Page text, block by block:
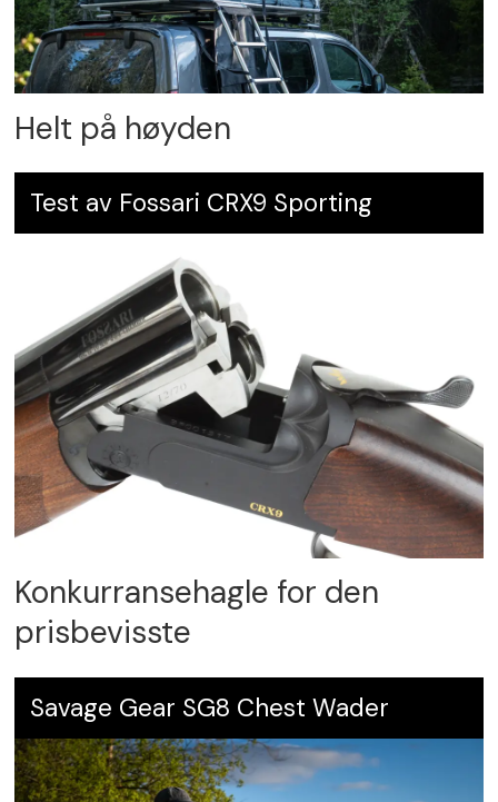
Helt på høyden
Test av Fossari CRX9 Sporting
Konkurransehagle for den
prisbevisste
Savage Gear SG8 Chest Wader